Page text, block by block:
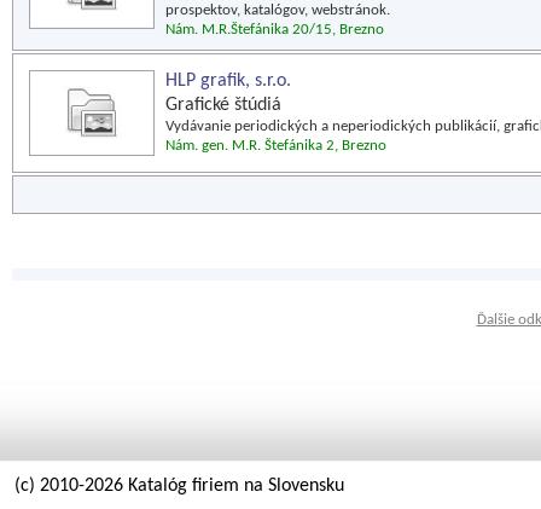
prospektov, katalógov, webstránok.
Nám. M.R.Štefánika 20/15, Brezno
HLP grafik, s.r.o.
Grafické štúdiá
Vydávanie periodických a neperiodických publikácií,
Nám. gen. M.R. Štefánika 2, Brezno
Ďalšie
(c) 2010-2026 Katalóg firiem na Slovensku